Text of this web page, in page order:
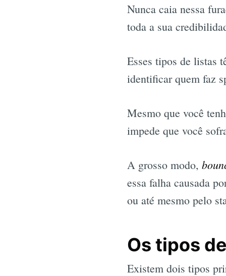
Nunca caia nessa
toda a sua
Esses tipos de listas
identificar quem faz
Mesmo que você
impede que você
A grosso modo,
essa falha causada
ou até mesmo pelo
Os tipos de
Existem dois tipos